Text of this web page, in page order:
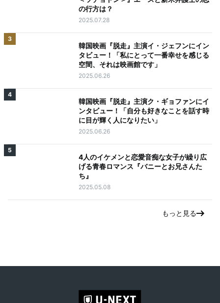
の行方は？
2025.07.28
3
韓国映画『脱走』主演イ・ジェフンにイン
タビュー！「私にとって一番幸せを感じる
空間、それは映画館です」
2025.06.26
4
韓国映画『脱走』主演ク・ギョファンにイ
ンタビュー！「自分も好きなことを話す時
に目が輝く人になりたい」
2025.06.26
5
4人のイケメンと恋愛音痴な女子が繰り広
げる青春ロマンス『バニーとお兄さんた
ち』
2025.05.08
もっと見る